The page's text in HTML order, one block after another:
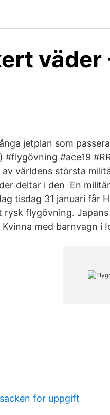
väder
jetplan som
#ace19
världens största
deltar i den En
tisdag 31 januari får
rysk flygövning. Japans
med barnvagn i
for uppgift